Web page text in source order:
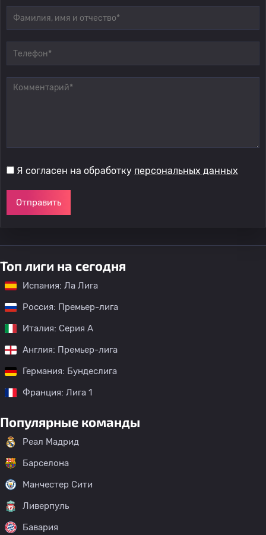
Я согласен на обработку персональных данных
Отправить
Топ лиги на сегодня
Испания: Ла Лига
Россия: Премьер-лига
Италия: Серия А
Англия: Премьер-лига
Германия: Бундеслига
Франция: Лига 1
Популярные команды
Реал Мадрид
Барселона
Манчестер Сити
Ливерпуль
Бавария